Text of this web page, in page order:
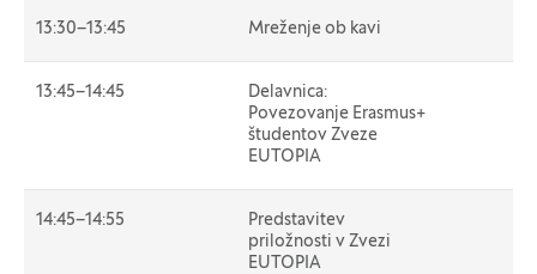
13:30–13:45 Mreženje ob kavi
13:45–14:45
Delavnica:
Povezovanje Erasmus+
študentov Zveze
EUTOPIA
14:45–14:55
Predstavitev
priložnosti v Zvezi
EUTOPIA